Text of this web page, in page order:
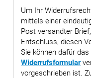
Um Ihr
mittels einer
Post versandter
Entschluss, diesen
Sie können dafür
Widerrufsformular
vorgeschrieben ist.